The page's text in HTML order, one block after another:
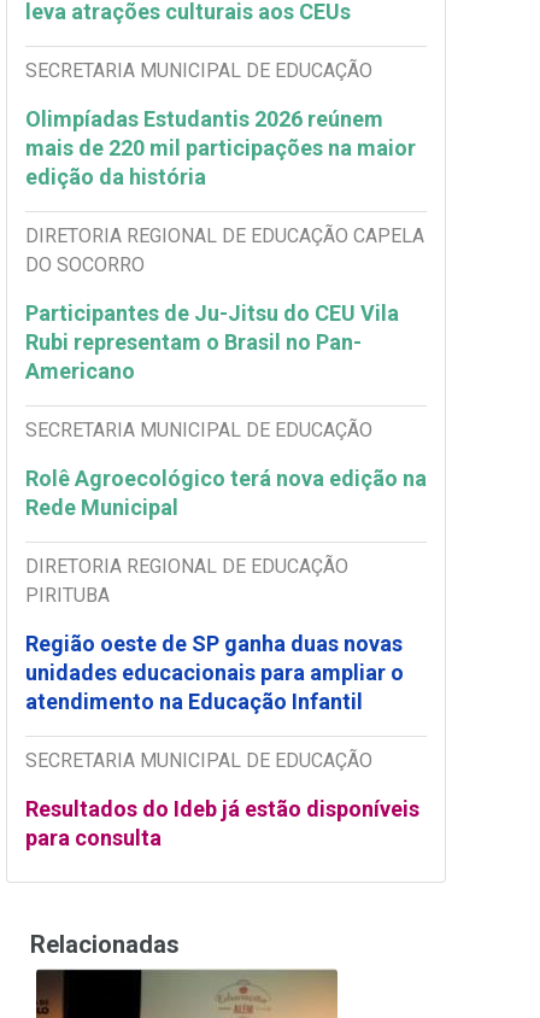
leva atrações culturais aos CEUs
SECRETARIA MUNICIPAL DE EDUCAÇÃO
Olimpíadas Estudantis 2026 reúnem
mais de 220 mil participações na maior
edição da história
DIRETORIA REGIONAL DE EDUCAÇÃO CAPELA
DO SOCORRO
Participantes de Ju-Jitsu do CEU Vila
Rubi representam o Brasil no Pan-
Americano
SECRETARIA MUNICIPAL DE EDUCAÇÃO
Rolê Agroecológico terá nova edição na
Rede Municipal
DIRETORIA REGIONAL DE EDUCAÇÃO
PIRITUBA
Região oeste de SP ganha duas novas
unidades educacionais para ampliar o
atendimento na Educação Infantil
SECRETARIA MUNICIPAL DE EDUCAÇÃO
Resultados do Ideb já estão disponíveis
para consulta
Relacionadas